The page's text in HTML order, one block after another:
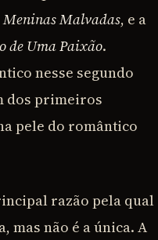
Meninas Malvadas, e a
de Uma Paixão.
nesse segundo
dos primeiros
pele do romântico
razão pela qual
mas não é a única. A